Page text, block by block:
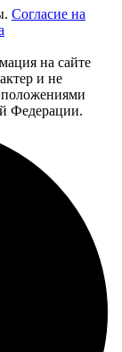
Согласие на
на сайте
и не
положениями
Федерации.